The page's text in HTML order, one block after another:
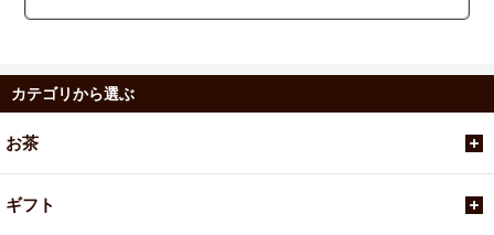
カテゴリから選ぶ
お茶
ギフト